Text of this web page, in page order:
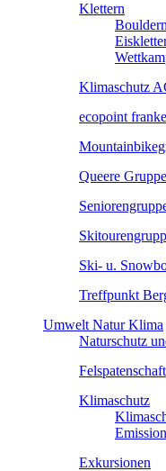
Klettern
Klimaschutz
ecopoint
Queere Gruppe
Ski- u.
Treffpunkt
Umwelt Natur Klima
Naturschutz
Felspatenschaft
Klimaschutz
Exkursionen